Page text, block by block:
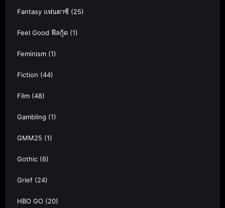
Fantasy แฟนตาซี (25)
Feel Good ฟีลกู้ด (1)
Feminism (1)
Fiction (44)
Film (48)
Gambling (1)
GMM25 (1)
Gothic (6)
Grief (24)
HBO GO (20)